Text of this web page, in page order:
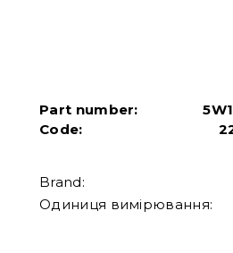
Part number:
Code:
Brand:
Одиниця вимірювання: